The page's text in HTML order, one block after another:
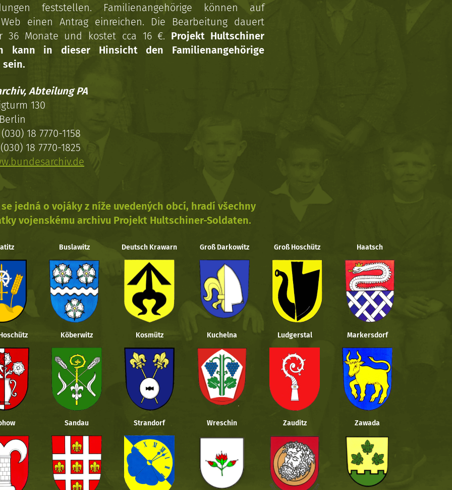
feststellen. Familienangehörige können auf
einen Antrag einreichen. Die Bearbeitung dauert
36 Monate und kostet cca 16 €. Projekt Hultschiner
kann in dieser Hinsicht den Familienangehörige
Abteilung PA
130
18 7770-1158
18 7770-1825
jedná o vojáky z níže uvedených obcí, hradí všechny
vojenskému archivu Projekt Hultschiner-Soldaten.
Buslawitz Deutsch Krawarn Groß Darkowitz Groß Hoschütz Haatsch
Köberwitz Kosmütz Kuchelna Ludgerstal Markersdorf
Sandau Strandorf Wreschin Zauditz Zawada